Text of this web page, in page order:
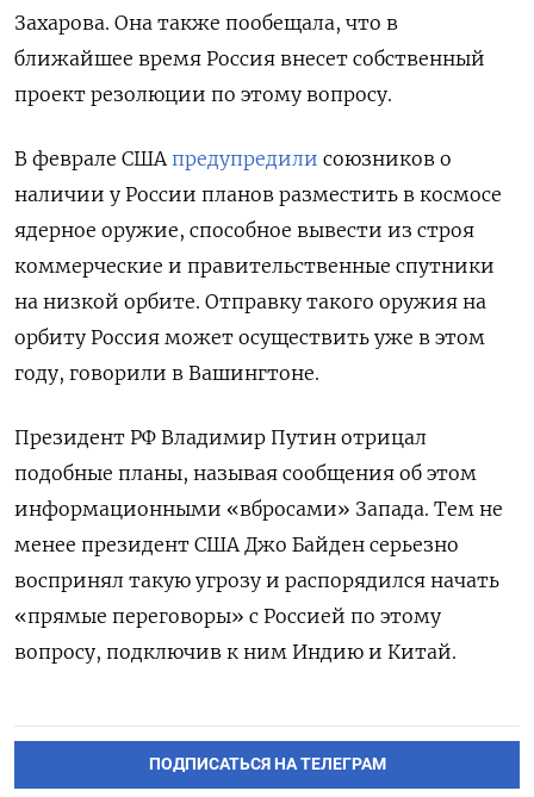
Захарова. Она также пообещала, что в
ближайшее время Россия внесет собственный
проект резолюции по этому вопросу.
В феврале США предупредили союзников о
наличии у России планов разместить в космосе
ядерное оружие, способное вывести из строя
коммерческие и правительственные спутники
на низкой орбите. Отправку такого оружия на
орбиту Россия может осуществить уже в этом
году, говорили в Вашингтоне.
Президент РФ Владимир Путин отрицал
подобные планы, называя сообщения об этом
информационными «вбросами» Запада. Тем не
менее президент США Джо Байден серьезно
воспринял такую угрозу и распорядился начать
«прямые переговоры» с Россией по этому
вопросу, подключив к ним Индию и Китай.
ПОДПИСАТЬСЯ НА ТЕЛЕГРАМ